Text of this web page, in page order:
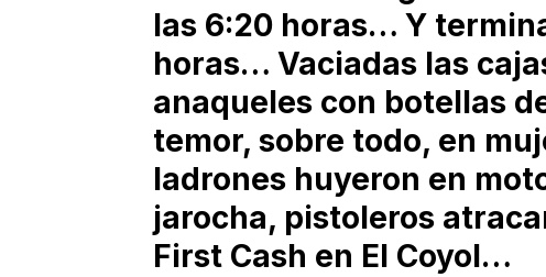
las 6:20 horas… Y
horas… Vaciadas las
anaqueles con botellas
temor, sobre todo, en
ladrones huyeron en
jarocha, pistoleros
First Cash en El Coyol…